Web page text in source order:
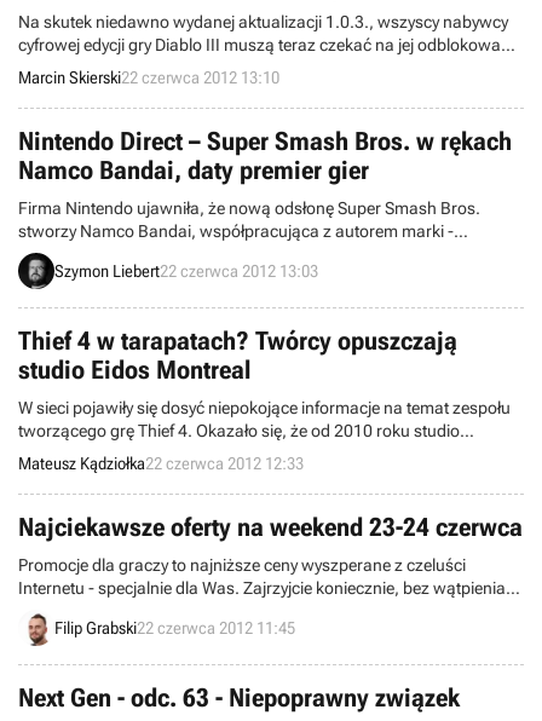
Na skutek niedawno wydanej aktualizacji 1.0.3., wszyscy nabywcy
cyfrowej edycji gry Diablo III muszą teraz czekać na jej odblokowanie
nawet do 72 godzin po zakupie. Do tego czasu takie osoby mają
dostęp jedynie do ograniczonej wersji omawianego tytułu.
Marcin Skierski22 czerwca 2012 13:10
Nintendo Direct – Super Smash Bros. w rękach
Namco Bandai, daty premier gier
Firma Nintendo ujawniła, że nową odsłonę Super Smash Bros.
stworzy Namco Bandai, współpracująca z autorem marki -
Masahiro Sakurai. Koncern podał też daty premier wielu tytułów i
pokazał gry, które trafią na jego konsole Wii, DS, 3DS oraz Wii U.
Szymon Liebert22 czerwca 2012 13:03
Thief 4 w tarapatach? Twórcy opuszczają
studio Eidos Montreal
W sieci pojawiły się dosyć niepokojące informacje na temat zespołu
tworzącego grę Thief 4. Okazało się, że od 2010 roku studio
deweloperskie opuścił reżyser dźwięku, dwóch projektantów
poziomów, para artystów koncepcyjnych oraz kilku innych
pracowników.
Mateusz Kądziołka22 czerwca 2012 12:33
Najciekawsze oferty na weekend 23-24 czerwca
Promocje dla graczy to najniższe ceny wyszperane z czeluści
Internetu - specjalnie dla Was. Zajrzyjcie koniecznie, bez wątpienia
znajdziecie coś dla siebie.
Filip Grabski22 czerwca 2012 11:45
Next Gen - odc. 63 - Niepoprawny związek